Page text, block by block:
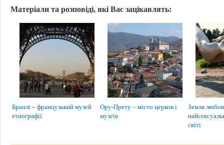
Матеріали та розповіді, які Вас зацікавлять:
Бранлі – французький музей
етнографії
Ору-Прету – місто церков і
музеїв
Земля
світі